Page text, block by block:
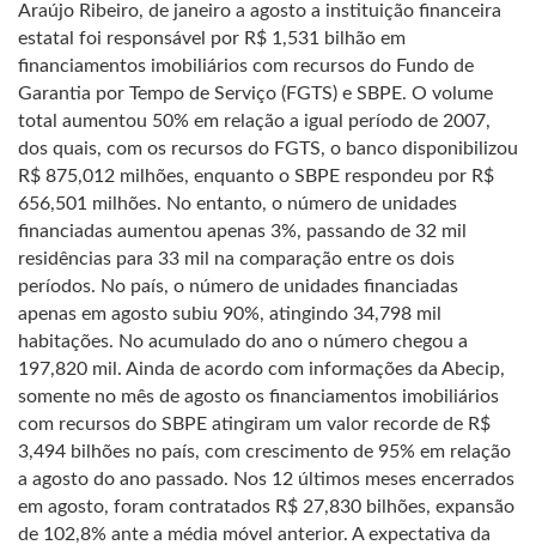
Araújo Ribeiro, de janeiro a agosto a instituição financeira
estatal foi responsável por R$ 1,531 bilhão em
financiamentos imobiliários com recursos do Fundo de
Garantia por Tempo de Serviço (FGTS) e SBPE. O volume
total aumentou 50% em relação a igual período de 2007,
dos quais, com os recursos do FGTS, o banco disponibilizou
R$ 875,012 milhões, enquanto o SBPE respondeu por R$
656,501 milhões. No entanto, o número de unidades
financiadas aumentou apenas 3%, passando de 32 mil
residências para 33 mil na comparação entre os dois
períodos. No país, o número de unidades financiadas
apenas em agosto subiu 90%, atingindo 34,798 mil
habitações. No acumulado do ano o número chegou a
197,820 mil. Ainda de acordo com informações da Abecip,
somente no mês de agosto os financiamentos imobiliários
com recursos do SBPE atingiram um valor recorde de R$
3,494 bilhões no país, com crescimento de 95% em relação
a agosto do ano passado. Nos 12 últimos meses encerrados
em agosto, foram contratados R$ 27,830 bilhões, expansão
de 102,8% ante a média móvel anterior. A expectativa da